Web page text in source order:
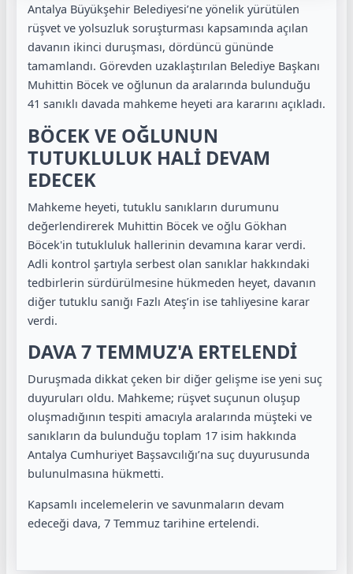
Antalya Büyükşehir Belediyesi’ne yönelik yürütülen
rüşvet ve yolsuzluk soruşturması kapsamında açılan
davanın ikinci duruşması, dördüncü gününde
tamamlandı. Görevden uzaklaştırılan Belediye Başkanı
Muhittin Böcek ve oğlunun da aralarında bulunduğu
41 sanıklı davada mahkeme heyeti ara kararını açıkladı.
BÖCEK VE OĞLUNUN
TUTUKLULUK HALİ DEVAM
EDECEK
Mahkeme heyeti, tutuklu sanıkların durumunu
değerlendirerek Muhittin Böcek ve oğlu Gökhan
Böcek'in tutukluluk hallerinin devamına karar verdi.
Adli kontrol şartıyla serbest olan sanıklar hakkındaki
tedbirlerin sürdürülmesine hükmeden heyet, davanın
diğer tutuklu sanığı Fazlı Ateş’in ise tahliyesine karar
verdi.
DAVA 7 TEMMUZ'A ERTELENDİ
Duruşmada dikkat çeken bir diğer gelişme ise yeni suç
duyuruları oldu. Mahkeme; rüşvet suçunun oluşup
oluşmadığının tespiti amacıyla aralarında müşteki ve
sanıkların da bulunduğu toplam 17 isim hakkında
Antalya Cumhuriyet Başsavcılığı’na suç duyurusunda
bulunulmasına hükmetti.
Kapsamlı incelemelerin ve savunmaların devam
edeceği dava, 7 Temmuz tarihine ertelendi.